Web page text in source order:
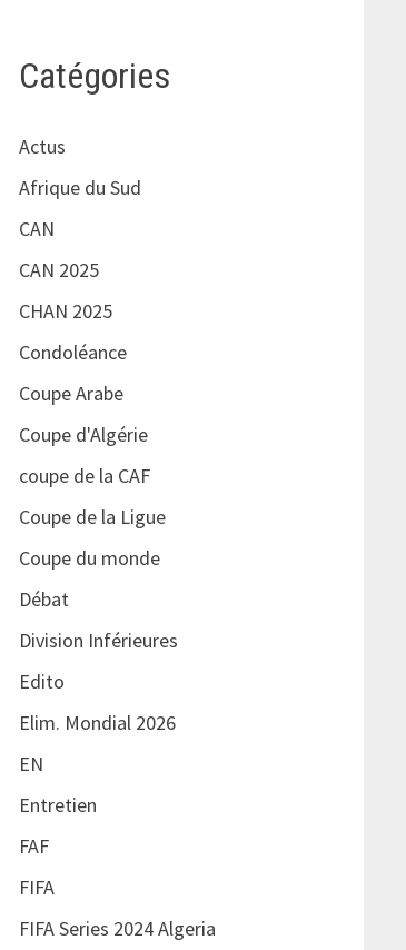
Catégories
Actus
Afrique du Sud
CAN
CAN 2025
CHAN 2025
Condoléance
Coupe Arabe
Coupe d'Algérie
coupe de la CAF
Coupe de la Ligue
Coupe du monde
Débat
Division Inférieures
Edito
Elim. Mondial 2026
EN
Entretien
FAF
FIFA
FIFA Series 2024 Algeria